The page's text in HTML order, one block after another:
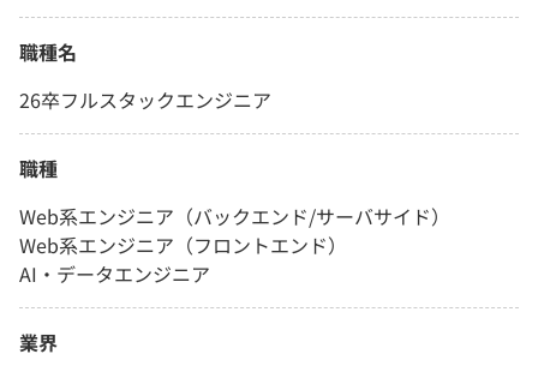
職種名
26卒フルスタックエンジニア
職種
Web系エンジニア（バックエンド/サーバサイド）
Web系エンジニア（フロントエンド）
AI・データエンジニア
業界